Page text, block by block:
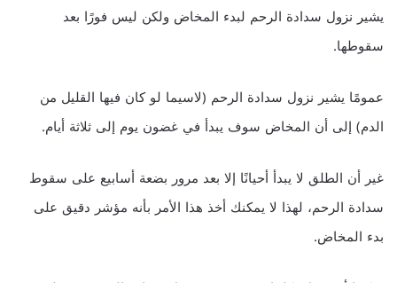
يشير نزول سدادة الرحم لبدء المخاض ولكن ليس فورًا بعد
سقوطها.
عمومًا يشير نزول سدادة الرحم (لاسيما لو كان فيها القليل من
الدم) إلى أن المخاض سوف يبدأ في غضون يوم إلى ثلاثة أيام.
غير أن الطلق لا يبدأ أحيانًا إلا بعد مرور بضعة أسابيع على سقوط
سدادة الرحم، لهذا لا يمكنك أخذ هذا الأمر بأنه مؤشر دقيق على
بدء المخاض.